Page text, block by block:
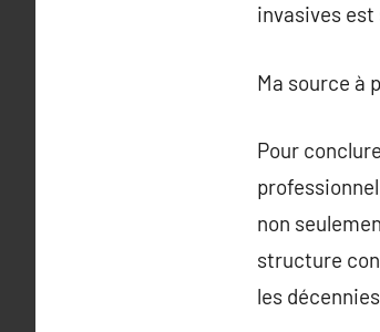
invasives est
Ma source à
Pour
non
structure
les